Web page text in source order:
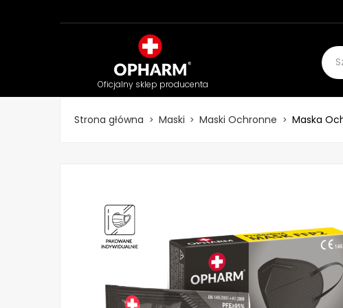
Oficjalny sklep producenta
Strona główna Maski Maski Ochronne Maska